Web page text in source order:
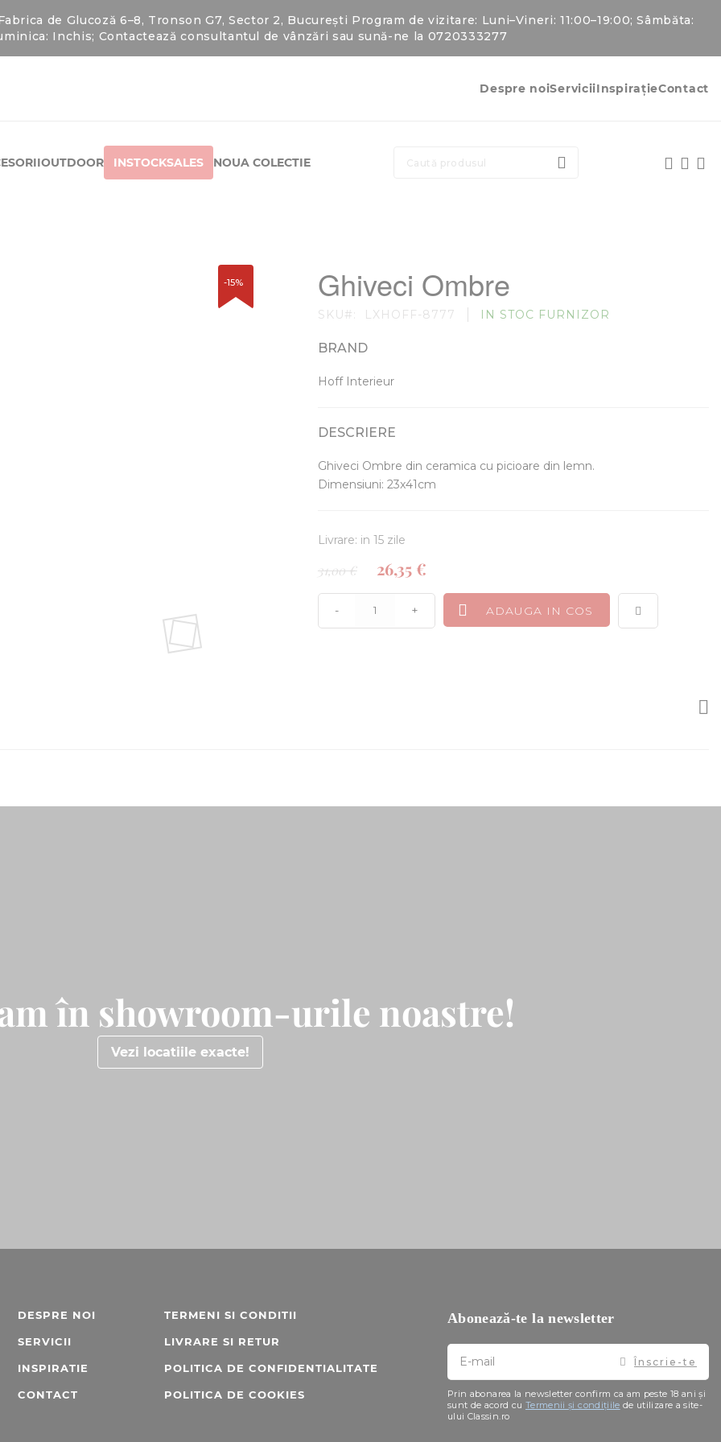
de Glucoză 6–8, Tronson G7, Sector 2, București Program de vizitare: Luni–Vineri: 11:00–19:00; Sâmbăta:
Inchis; Contactează consultantul de vânzări sau sună-ne la 0720333277
Despre noiServiciiInspirațieContact
CAUTARE
OUTDOOR INSTOCKSALES NOUA COLECTIE
-15% Ghiveci Ombre
SKU LXHOFF-8777 IN STOC FURNIZOR
BRAND
Hoff Interieur
DESCRIERE
Ghiveci Ombre din ceramica cu picioare din lemn.
Dimensiuni: 23x41cm
- + ADAUGA IN COS
Livrare: in 15 zile
31,00 € 26,35 €
în showroom-urile noastre!
Vezi locatiile exacte!
DESPRE NOI
SERVICII
INSPIRATIE
CONTACT
TERMENI SI CONDITII
LIVRARE SI RETUR
POLITICA DE CONFIDENTIALITATE
POLITICA DE COOKIES
Abonează-te la newsletter
Doresc
primesc
pe
email
informatii
Înscrie-te
Prin abonarea la newsletter confirm ca am peste 18 ani și
sunt de acord cu Termenii și condițiile de utilizare a site-
ului Classin.ro